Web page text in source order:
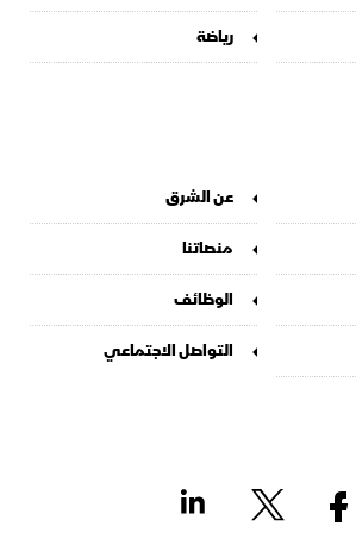
رياضة
عن الشرق
منصاتنا
الوظائف
التواصل الاجتماعي